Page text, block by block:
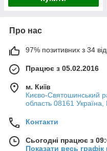
Про нас
97% позитивних з 34
Працює з 05.02.2016
м. Київ
Києво-Святошинський
область 08161 Україна,
Контакти
Сьогодні працює з
Показати весь графік